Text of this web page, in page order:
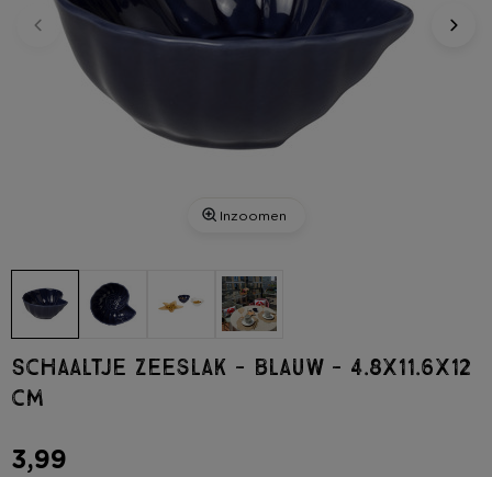
Inzoomen
Schaaltje zeeslak - blauw - 4.8x11.6x12
cm
3,99